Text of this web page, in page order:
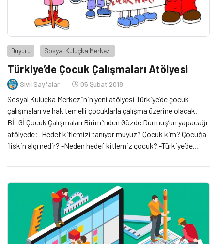
Duyuru Sosyal Kuluçka Merkezi
Türkiye’de Çocuk Çalışmaları Atölyesi
Sivil Sayfalar 05 Şubat 2018
Sosyal Kuluçka Merkezi’nin yeni atölyesi Türkiye’de çocuk
çalışmaları ve hak temelli çocuklarla çalışma üzerine olacak.
BİLGİ Çocuk Çalışmaları Birimi’nden Gözde Durmuş’un yapacağı
atölyede; -Hedef kitlemizi tanıyor muyuz? Çocuk kim? Çocuğa
ilişkin algı nedir? -Neden hedef kitlemiz çocuk? -Türkiye’de
kurumlar çalışıyor? -Hak temelli çocuklarla çalışmaya neden
ihtiyaç var? -Çocuk […]